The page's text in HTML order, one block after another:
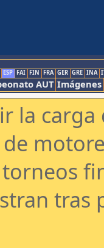
ESP FAI FIN FRA GER GRE INA
AUT Imágenes
la
tras